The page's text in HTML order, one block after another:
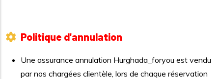
Politique d'annulation
Une assurance annulation Hurghada_foryou est vendu
par nos chargées clientèle, lors de chaque réservation